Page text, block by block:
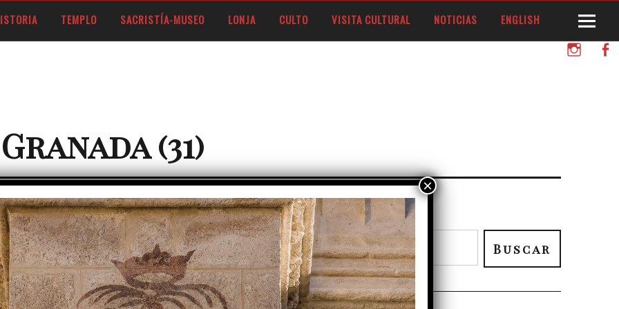
FERNANDO V DE ARAGÓN, LOS REYES CATÓLICOS
TEMPLO SACRISTÍA-MUSEO LONJA CULTO VISITA CULTURAL NOTICIAS ENGLISH
(31)